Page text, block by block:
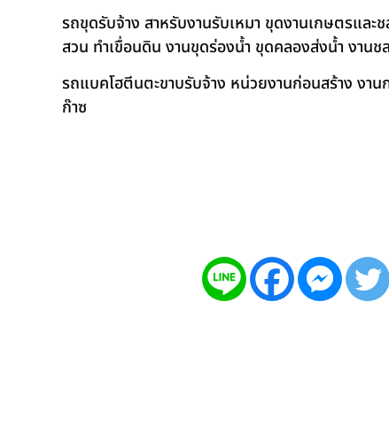
รถขุดรับจ้าง สาหรับงานรับเหมา ขุดงานเกษตรแล
สวน ทำเขื่อนดิน งานขุดร่องน้ำ ขุดคลองส่งน้ำ งาน
รถแบคโฮตีนตะขาบรับจ้าง หน่วยงานก่อนสร้าง งา
ก๊าซ